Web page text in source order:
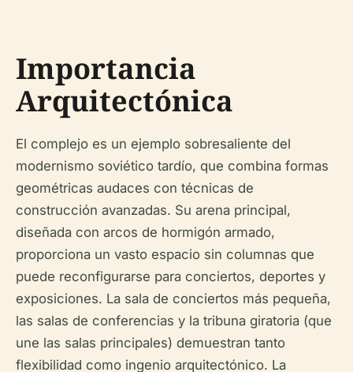
Importancia
Arquitectónica
El complejo es un ejemplo sobresaliente del
modernismo soviético tardío, que combina formas
geométricas audaces con técnicas de
construcción avanzadas. Su arena principal,
diseñada con arcos de hormigón armado,
proporciona un vasto espacio sin columnas que
puede reconfigurarse para conciertos, deportes y
exposiciones. La sala de conciertos más pequeña,
las salas de conferencias y la tribuna giratoria (que
une las salas principales) demuestran tanto
flexibilidad como ingenio arquitectónico. La